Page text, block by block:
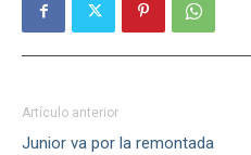
Artículo anterior
Junior va por la remontada